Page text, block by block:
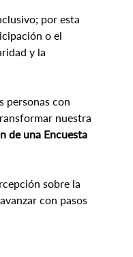
por esta
o el
y la
personas con
nuestra
de una Encuesta
sobre la
con pasos